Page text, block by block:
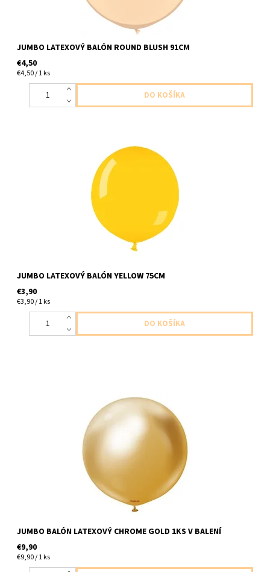
JUMBO LATEXOVÝ BALÓN ROUND BLUSH 91CM
€4,50
€4,50 / 1 ks
jumbo latexovy balon zlta 1ks v baleni velkost 75cm dodavame
JUMBO LATEXOVÝ BALÓN YELLOW 75CM
€3,90
€3,90 / 1 ks
latexovy balon chromova zlata 1ks v baleni velkost do cca 60cm
dodavame nenafukany
JUMBO BALÓN LATEXOVÝ CHROME GOLD 1KS V BALENÍ
€9,90
€9,90 / 1 ks